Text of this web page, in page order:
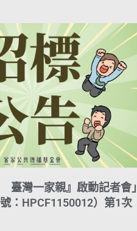
n
k
臺灣一家親』啟動記者會」
：HPCF1150012）第1次